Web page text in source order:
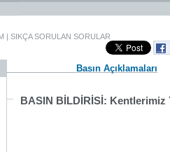
| SIKÇA SORULAN SORULAR
Basın Açıklamaları
BASIN BİLDİRİSİ: Kentlerimiz